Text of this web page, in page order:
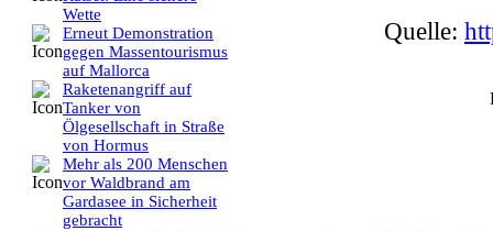
Wette
Erneut Demonstration
gegen Massentourismus
auf Mallorca
Raketenangriff auf
Tanker von
Ölgesellschaft in Straße
von Hormus
Mehr als 200 Menschen
vor Waldbrand am
Gardasee in Sicherheit
gebracht
Quelle: